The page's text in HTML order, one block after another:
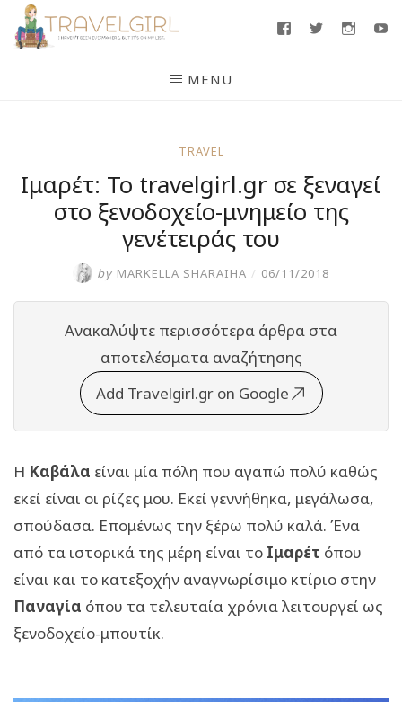
Skip
FacebookTwitter
MENU
TRAVEL
Ιμαρέτ: Το travelgirl.gr σε ξεναγεί
στο ξενοδοχείο-μνημείο της
γενέτειράς του
by MARKELLA SHARAIHA / 06/11/2018
Ανακαλύψτε περισσότερα άρθρα στα
αποτελέσματα αναζήτησης
Add Travelgirl.gr on Google
Η Καβάλα είναι μία πόλη που αγαπώ πολύ καθώς
εκεί είναι οι ρίζες μου. Εκεί γεννήθηκα, μεγάλωσα,
σπούδασα. Επομένως την ξέρω πολύ καλά. Ένα
από τα ιστορικά της μέρη είναι το Ιμαρέτ όπου
είναι και το κατεξοχήν αναγνωρίσιμο κτίριο στην
Παναγία όπου τα τελευταία χρόνια λειτουργεί ως
ξενοδοχείο-μπουτίκ.